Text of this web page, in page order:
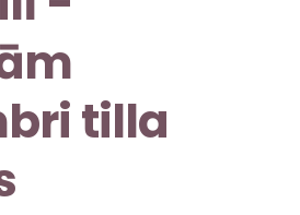
tilla